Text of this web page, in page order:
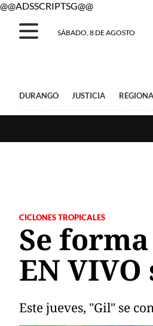
@@ADSSCRIPTSG@@
SÁBADO, 8 DE AGOSTO
DURANGO JUSTICIA
CICLONES TROPICALES
Se
EN
Este jueves, "Gil" se